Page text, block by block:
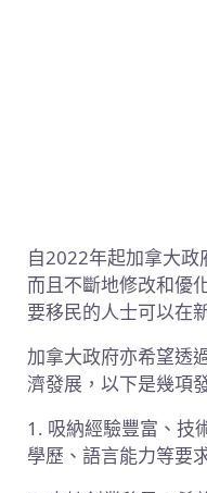
自2022年起加拿大政
而且不斷地修改和優
要移民的人士可以在
加拿大政府亦希望透
濟發展，以下是幾項
1. 吸納經驗豐富、技
學歷、語言能力等要